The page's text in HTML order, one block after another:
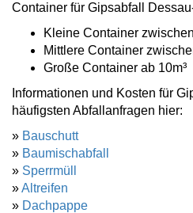
Container für Gipsabfall
Kleine Container
Mittlere Container
Große Container ab 10m³
Informationen und Kosten für
häufigsten Abfallanfragen hier:
» Bauschutt
» Baumischabfall
» Sperrmüll
»Altreifen
» Dachpappe